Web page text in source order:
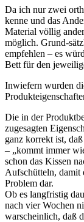
Da ich nur zwei
kenne und das
Material völlig
möglich. Grund-
empfehlen – es
Bett für den
Inwiefern wurden
Die in der
zugesagten
ganz korrekt ist,
– „kommt immer
schon das Kissen
Aufschütteln, damit
Problem dar.
Ob es langfristig
nach vier Wochen
warscheinlich, daß